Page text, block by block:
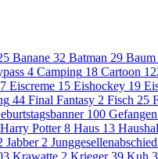
Banane 32 Batman 29 Baum
4 Camping 18 Cartoon
Eiscreme 15 Eishockey 19
44 Final Fantasy 2 Fisch 25
100 Gefangen
Harry Potter 8 Haus 13
Jabber 2 Junggesellenabschied
Krawatte 2 Krieger 39 Kuh